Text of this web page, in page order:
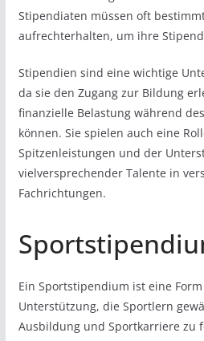
Stipendiaten müssen oft
aufrechterhalten, um ihre
Stipendien sind eine wichtige
da sie den Zugang zur Bildung
finanzielle Belastung während
können. Sie spielen auch eine
Spitzenleistungen und der
vielversprechender Talente in
Fachrichtungen.
Ein Sportstipendium ist eine
Unterstützung, die Sportlern
Ausbildung und Sportkarriere zu